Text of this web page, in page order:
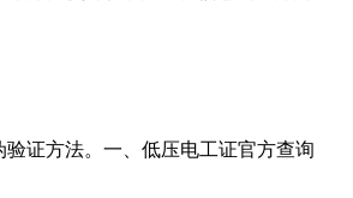
证方法。一、低压电工证官方查询